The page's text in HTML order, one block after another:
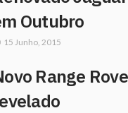
Outubro
15 Junho, 2015
Range